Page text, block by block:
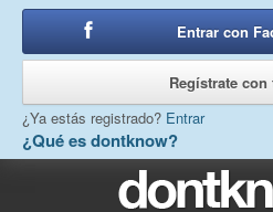
¿Qué es dontknow?
Entrar con
Regístrate con
¿Ya estás registrado? Entrar